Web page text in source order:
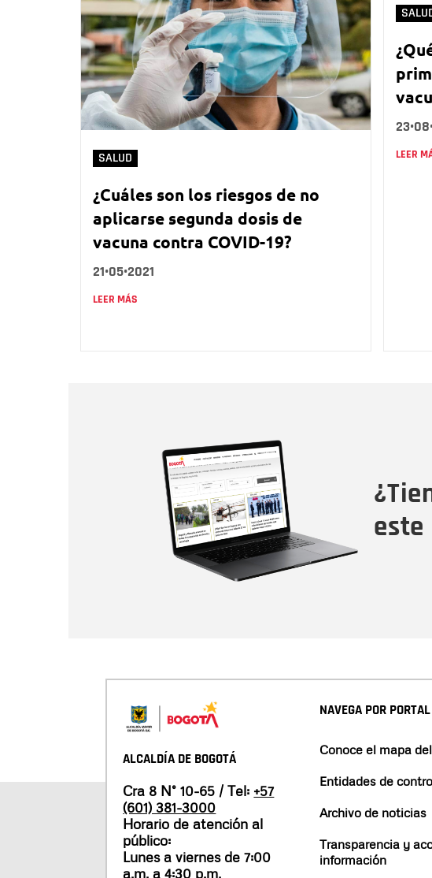
SALUD
¿Cuáles son los riesgos de no
aplicarse segunda dosis de
vacuna contra COVID-19?
21•05•2021
LEER MÁS
LEER
este
ALCALDÍA DE BOGOTÁ
Cra 8 N° 10-65 / Tel: +57
(601) 381-3000
Horario de atención al
público:
Lunes a viernes de 7:00
a.m. a 4:30 p.m.
NAVEGA POR PORTAL
Conoce el mapa
Entidades de
Archivo de noticias
Transparencia y
información